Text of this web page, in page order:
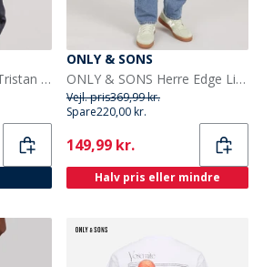
ONLY & SONS Herre Tristan Afslappet Bonsai T-shirt Dark Navy
ONLY & SONS
ONLY & SONS Herre Edge Lige Pasform Jeans Dark Blue Denim
Vejl. pris369,99 kr.
Spare220,00 kr.
Current
149,99 kr.
Halv pris eller mindre